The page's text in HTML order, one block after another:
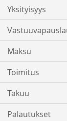
Yksityisyys
Maksu
Toimitus
Takuu
Palautukset